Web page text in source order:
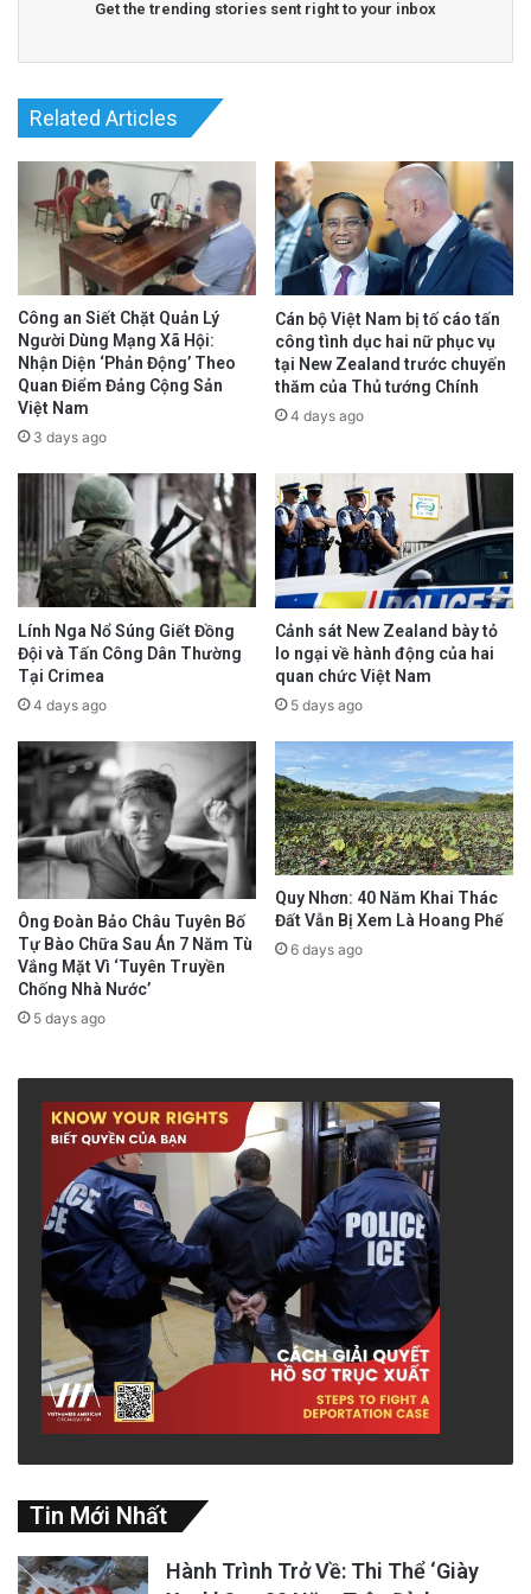
Nhưng khi tiếng vỗ tay lắng xuống, chúng ta
cần nhìn thẳng vào sự thật lạnh người: Một
trật tự thế giới mới vừa được xác lập, nơi biên
giới quốc gia không còn là bất khả xâm phạm.
advertisement
Việc Mỹ đơn phương dùng vũ lực quân sự để
bắt cóc nguyên thủ của một quốc gia có chủ
quyền (dù đó là quốc gia thù địch) mà không
cần tuyên chiến hay sự ủng hộ của Liên Hợp
Quốc, chính thức xé bỏ tấm màn che mong
manh của luật pháp quốc tế. Họ lập luận rằng:
“Luật pháp quốc tế chỉ là tờ giấy lộn, kẻ mạnh
và có chính nghĩa như Mỹ phải hành động để
lập lại trật tự.”
Tuy nhiên, sự hân hoan cảm tính này đang che
giấu một nghịch lý nguy hiểm, thậm chí là tư
duy tự sát đối với lợi ích cốt lõi của dân tộc
Việt Nam. Bởi lẽ, nếu cổ vũ cho logic “kẻ mạnh
có quyền làm trái luật vì mục đích riêng,”
chúng ta đang vô tình biện minh cho chính kẻ
thù nguy hiểm nhất đang đe dọa chủ quyền
biển đảo của Việt Nam: Trung Quốc.
Sự trở lại của “Thuyết Ổn Định Bá Quyền” và
cái chết của Westphalia
Hành động của Tổng Thống Trump là minh
chứng điển hình cho Thuyết Ổn Định Bá Quyền
Get the trending stories sent right to your inbox
Related Articles
Công an Siết Chặt Quản Lý
Người Dùng Mạng Xã Hội:
Nhận Diện ‘Phản Động’ Theo
Quan Điểm Đảng Cộng Sản
Việt Nam
3 days ago
Cán bộ Việt Nam bị tố cáo tấn
công tình dục hai nữ phục vụ
tại New Zealand trước chuyến
thăm của Thủ tướng Chính
4 days ago
Lính Nga Nổ Súng Giết Đồng
Đội và Tấn Công Dân Thường
Tại Crimea
4 days ago
Cảnh sát New Zealand bày tỏ
lo ngại về hành động của hai
quan chức Việt Nam
5 days ago
Ông Đoàn Bảo Châu Tuyên Bố
Tự Bào Chữa Sau Án 7 Năm Tù
Vắng Mặt Vì ‘Tuyên Truyền
Chống Nhà Nước’
5 days ago
Quy Nhơn: 40 Năm Khai Thác
Đất Vẫn Bị Xem Là Hoang Phế
6 days ago
Tin Mới Nhất
Hành Trình Trở Về: Thi Thể ‘Giày